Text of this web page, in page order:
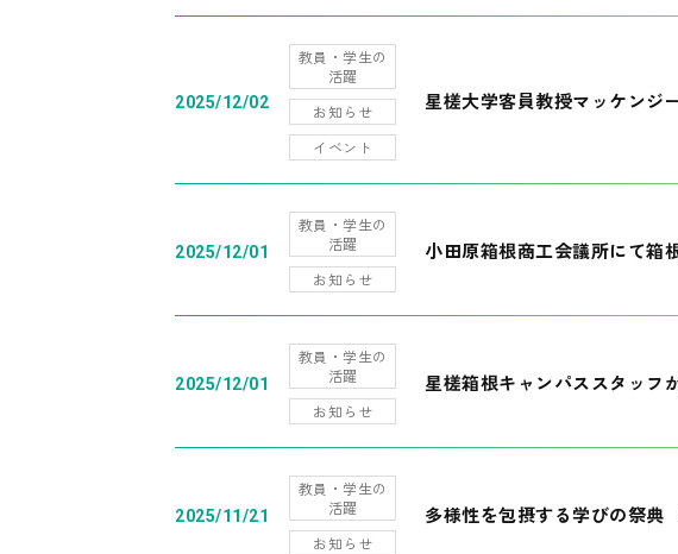
2025/12/02
教員・学生の
活躍
お知らせ
イベント
星槎大学客員教授マッケンジ
2025/12/01
教員・学生の
活躍
お知らせ
小田原箱根商工会議所にて箱
2025/12/01
教員・学生の
活躍
お知らせ
星槎箱根キャンパススタッフ
2025/11/21
教員・学生の
活躍
お知らせ
多様性を包摂する学びの祭